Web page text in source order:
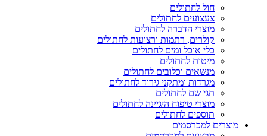
חול לחתולים
צעצועים לחתולים
מוצרי הדברה לחתולים
קולרים, רתמות ורצועות לחתולים
כלי אוכל ומים לחתולים
מיטות לחתולים
מנשאים וכלובים לחתולים
מגרדות ומתקני גירוד לחתולים
תגי שם לחתולים
מוצרי טיפוח היגיינה לחתולים
תוספים לחתולים
מוצרים למכרסמים